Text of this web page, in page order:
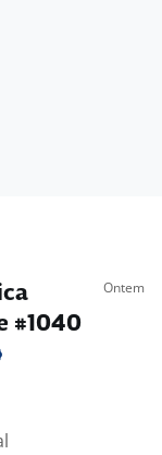
#1040
Ontem